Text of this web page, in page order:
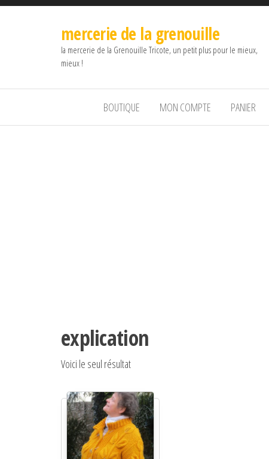
mercerie de la grenouille
la mercerie de la Grenouille Tricote, un petit plus pour le mieux,
mieux !
BOUTIQUE MON COMPTE PANIER
explication
Voici le seul résultat